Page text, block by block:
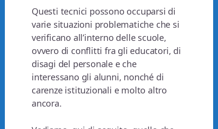
Questi tecnici possono occuparsi di
varie situazioni problematiche che si
verificano all’interno delle scuole,
ovvero di conflitti fra gli educatori, di
disagi del personale e che
interessano gli alunni, nonché di
carenze istituzionali e molto altro
ancora.